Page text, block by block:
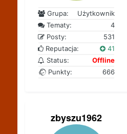
Grupa:
Użytkownik
Tematy:
4
Posty:
531
Reputacja:
41
Status:
Offline
Punkty:
666
zbyszu1962